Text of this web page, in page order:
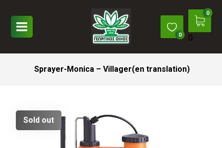
0
Sprayer-Monica – Villager(en translation)
Sold out